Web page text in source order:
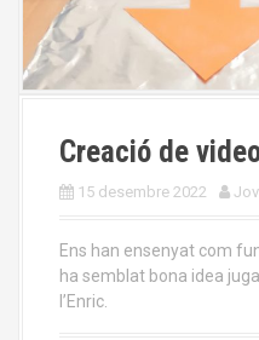
Creació de
15 desembre 2022
Ens han ensenyat com
ha semblat bona idea
l’Enric.